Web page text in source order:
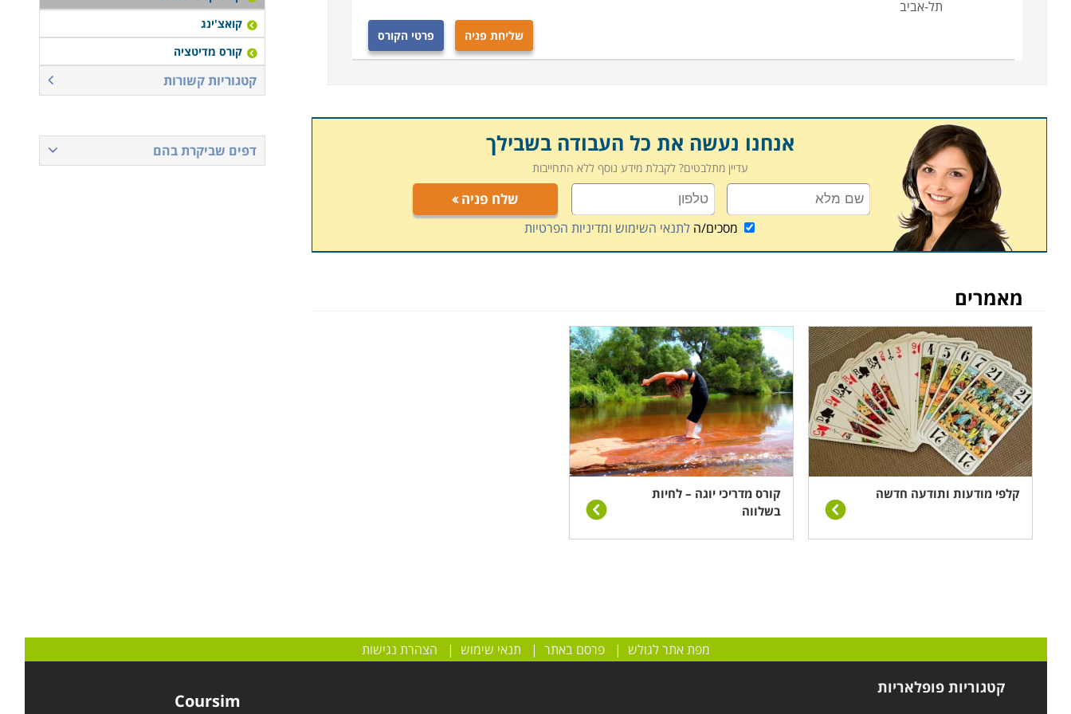
תל-אביב
שליחת פניה פרטי הקורס
אנחנו נעשה את כל העבודה בשבילך
עדיין מתלבטים? לקבלת מידע נוסף ללא התחייבות
שלח פניה
מסכים/הלתנאי השימוש ומדיניות הפרטיות
מאמרים
קלפי מודעות ותודעה חדשה
קורס מדריכי יוגה – לחיות
בשלווה
קואצ'ינג
קורס מדיטציה
קטגוריות קשורות
דפים שביקרת בהם
מפת אתר לגולש |פרסם באתר | תנאי שימוש | הצהרת נגישות
קטגוריות פופלאריות
Coursim